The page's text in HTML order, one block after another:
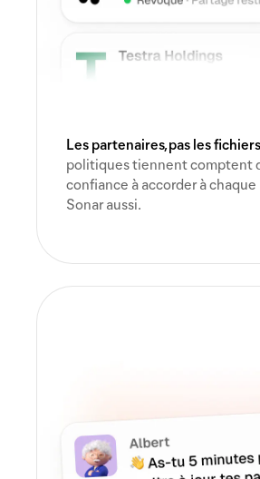
Les partenaires, pas les fichiers
politiques tiennent comptent
confiance à accorder à chaque
Sonar aussi.